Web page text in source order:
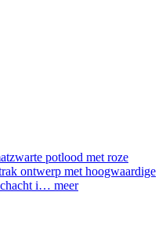
potlood met roze
ontwerp met hoogwaardige
i… meer